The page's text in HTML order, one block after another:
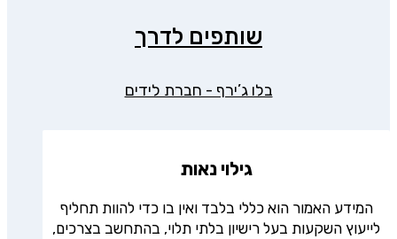
שותפים לדרך
בלו ג’ירף - חברת לידים
גילוי נאות
המידע האמור הוא כללי בלבד ואין בו כדי להוות תחליף
לייעוץ השקעות בעל רישיון בלתי תלוי, בהתחשב בצרכים,